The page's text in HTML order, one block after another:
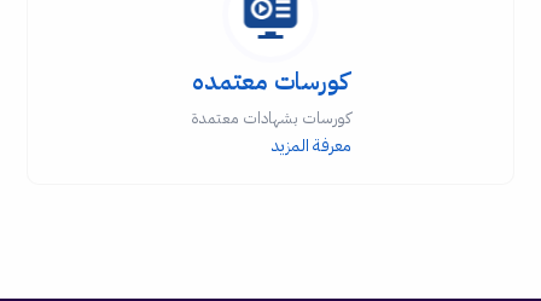
كورسات معتمده
كورسات بشهادات معتمدة
معرفة المزيد